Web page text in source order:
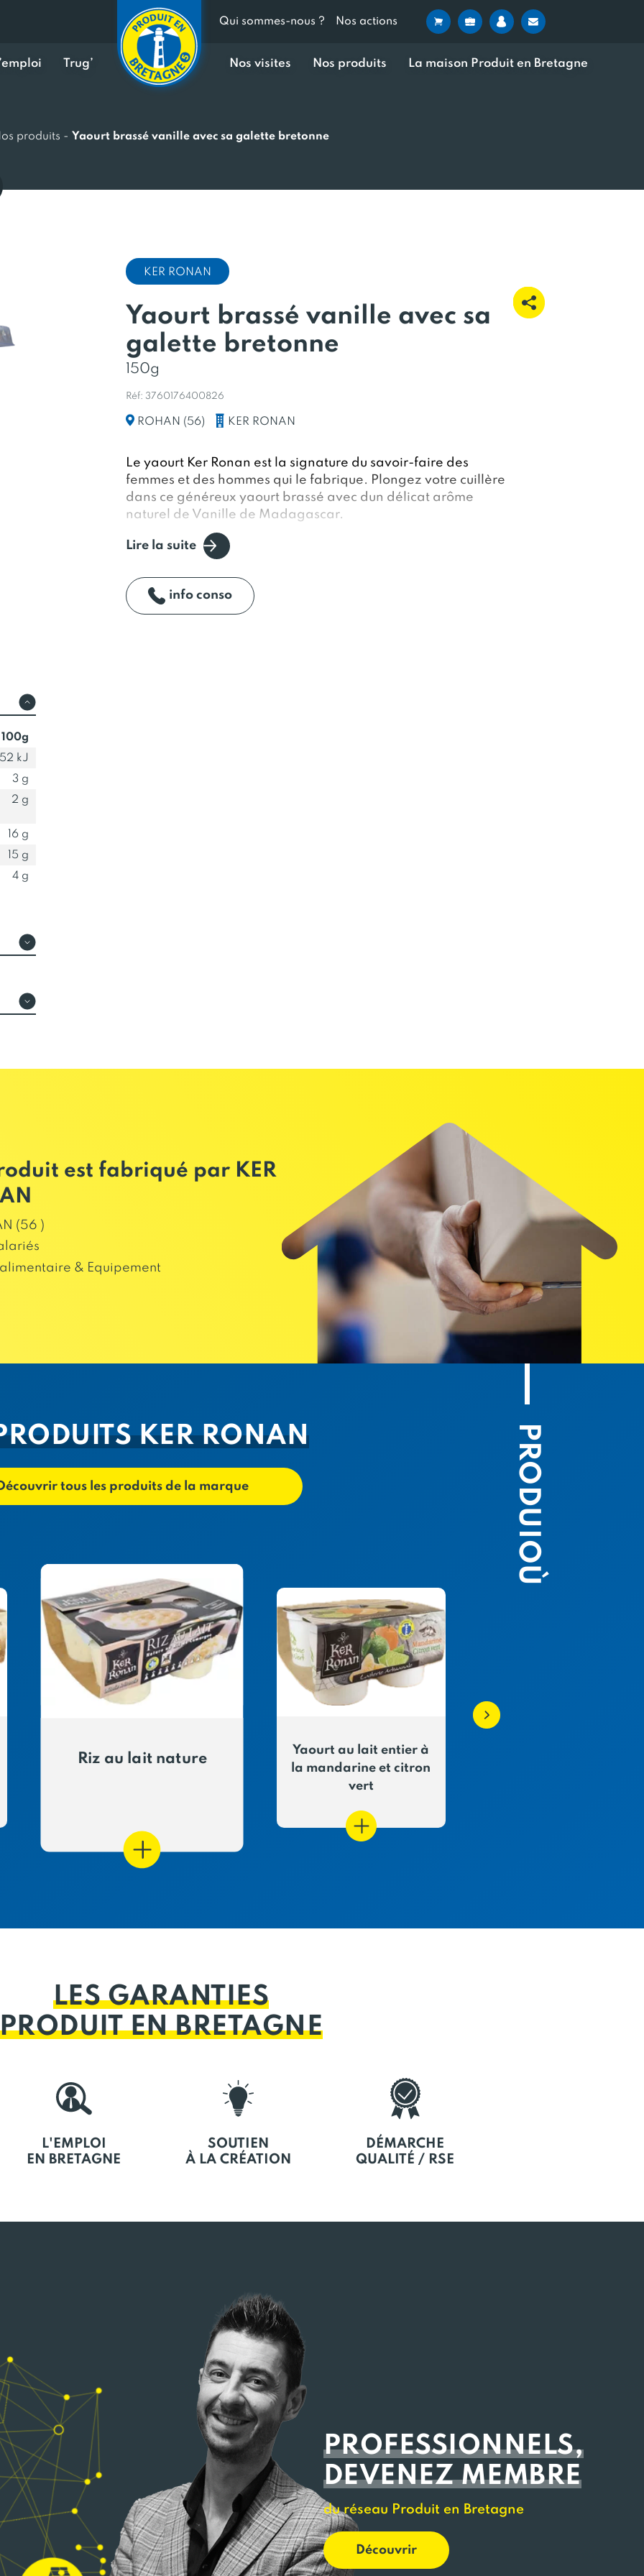
Qui sommes-nous ? Nos actions
Trug’ Nos visites Nos produits La maison Produit en Bretagne
produits - Yaourt brassé vanille avec sa galette bretonne
kJ
3 g
2 g
16 g
15 g
4 g
KER RONAN
Yaourt brassé vanille avec sa
galette bretonne
150g
Réf: 3760176400826
ROHAN (56) KER RONAN
Le yaourt Ker Ronan est la signature du savoir-faire des
femmes et des hommes qui le fabrique. Plongez votre cuillère
dans ce généreux yaourt brassé avec dun délicat arôme
naturel de Vanille de Madagascar.
Du lait entier de nos vaches nourries sans soja, du savoir-faire
et du temps pour faire ce bon yaourt !
Car ce qui vaut la peine d'être fait, vaut la peine d'être bien
fait.
Lire la suite
info conso
est fabriqué par KER
(56 )
& Equipement
PRODUIOÙ
KER RONAN
tous les produits de la marque
Riz au lait nature
Yaourt au lait entier à
la mandarine et citron
vert
LES GARANTIES
EN BRETAGNE
L'EMPLOI
EN BRETAGNE
SOUTIEN
À LA CRÉATION
DÉMARCHE
QUALITÉ / RSE
PROFESSIONNELS,
DEVENEZ MEMBRE
du réseau Produit en Bretagne
Découvrir